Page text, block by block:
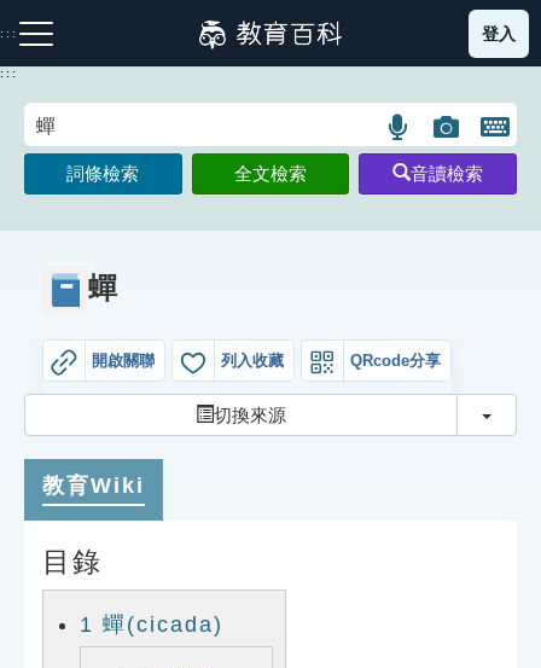
到
主
:::
注音索引圖示 筆畫索引圖示 部首索引表圖示
網站導覽
生字詞彙表
成語故事
索引選單
單字索引
登入
:::
語
言
搜
圖
片
搜
開
鍵
詞條檢索 全文檢索 音讀檢索
蟬
開啟關聯 列入收藏 QRcode分享
切換來源 切換
教育Wiki
目錄
1 蟬(cicada)